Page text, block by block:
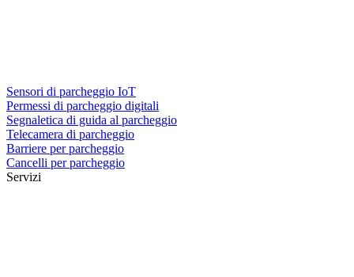
Sensori di parcheggio IoT
Permessi di parcheggio digitali
Segnaletica di guida al parcheggio
Telecamera di parcheggio
Barriere per parcheggio
Cancelli per parcheggio
Servizi